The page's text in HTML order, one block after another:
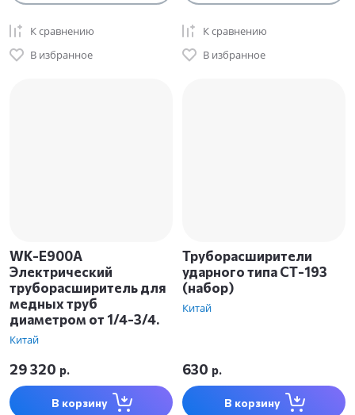
К сравнению
В избранное
К сравнению
В избранное
WK-E900A
Электрический
труборасширитель для
медных труб
диаметром от 1/4-3/4.
Китай
29 320 р.
В корзину
Труборасширители
ударного типа CТ-193
(набор)
Китай
630 р.
В корзину